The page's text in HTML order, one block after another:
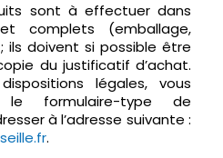
sont à effectuer dans
complets (emballage,
ils doivent si possible être
du justificatif d’achat.
légales, vous
le formulaire-type de
à l’adresse suivante :
.